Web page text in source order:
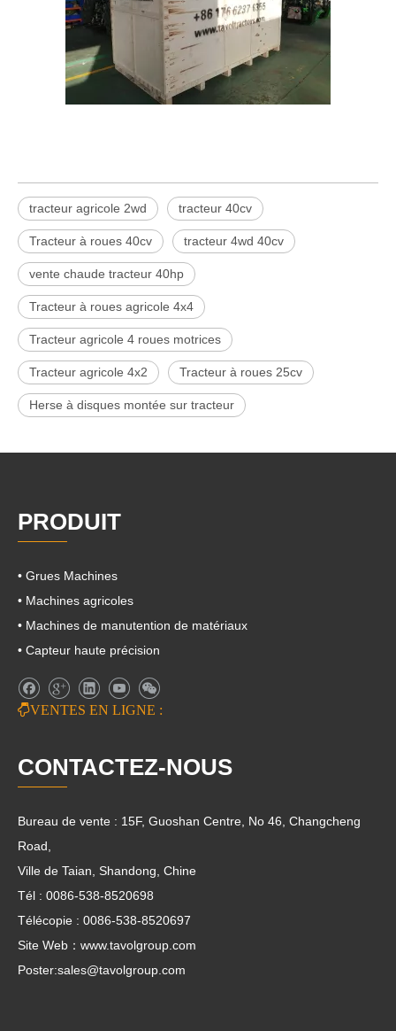
tracteur agricole 2wd tracteur 40cv
Tracteur à roues 40cv tracteur 4wd 40cv
vente chaude tracteur 40hp
Tracteur à roues agricole 4x4
Tracteur agricole 4 roues motrices
Tracteur agricole 4x2 Tracteur à roues 25cv
Herse à disques montée sur tracteur
PRODUIT
• Grues Machines
• Machines agricoles
• Machines de manutention de matériaux
• Capteur haute précision
VENTES EN LIGNE :
CONTACTEZ-NOUS
Bureau de vente : 15F, Guoshan Centre, No 46, Changcheng
Road,
Ville de Taian, Shandong, Chine
Tél : 0086-538-8520698
Télécopie : 0086-538-8520697
Site Web：www.tavolgroup.com
Poster:sales@tavolgroup.com